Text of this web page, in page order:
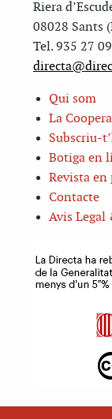
Riera
08028 Sants
Tel. 935 27
Qui som
La
Subscriu-
Botiga en
Revista en
Contacte
Avis Legal